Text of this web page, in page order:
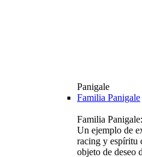
Panigale
Familia Panigale
Familia
Un ejemplo de
racing y espíritu
objeto de deseo